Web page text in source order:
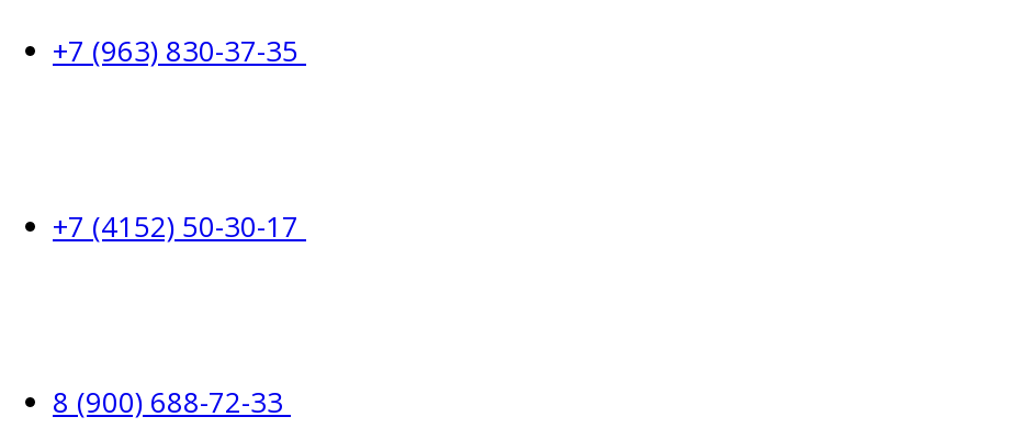
+7 (963) 830-37-35
+7 (4152) 50-30-17
8 (900) 688-72-33